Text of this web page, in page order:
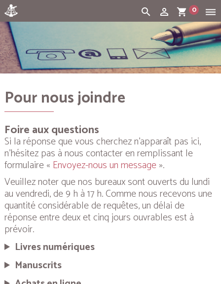
dehaze
shopping_cart 0
person_outline
search
Cart:
Pour nous joindre
Foire aux questions
Si la réponse que vous cherchez n’apparaît pas ici,
n’hésitez pas à nous contacter en remplissant le
formulaire « Envoyez-nous un message».
Veuillez noter que nos bureaux sont ouverts du lundi
au vendredi, de 9 h à 17 h. Comme nous recevons une
quantité considérable de requêtes, un délai de
réponse entre deux et cinq jours ouvrables est à
prévoir.
Livres numériques
Manuscrits